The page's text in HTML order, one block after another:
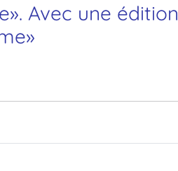
Avec une édition